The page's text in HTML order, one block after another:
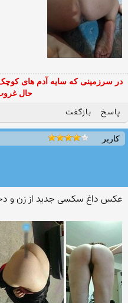
در سرزمینی که سایه آدم های
حال
پاسخ بازگفت
کاربر
عکس داغ سکسی جدید از زن و